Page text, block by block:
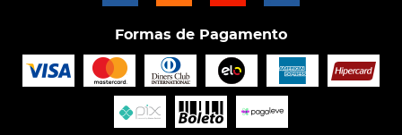
Formas de Pagamento